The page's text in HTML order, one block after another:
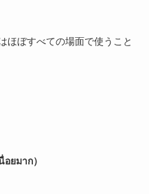
ほぼすべての場面で使うこと
ยมาก）